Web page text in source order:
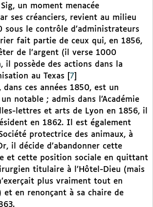
un moment menacée
ses créanciers, revient au milieu
sous le contrôle d’administrateurs
fait partie de ceux qui, en 1856,
de l’argent (il verse 1000
il possède des actions dans la
au Texas
7
dans ces années 1850, est un
notable ; admis dans l’Académie
lettres et arts de Lyon en 1856, il
en 1862. Il est également
protectrice des animaux, à
il décide d’abandonner cette
et cette position sociale en quittant
titulaire à l’Hôtel-Dieu (mais
plus vraiment tout en
en renonçant à sa chaire de